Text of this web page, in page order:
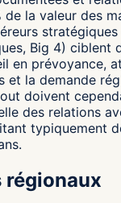
de la valeur des
Big 4) ciblent
en prévoyance,
et la demande
doivent
des relations
typiquement
régionaux